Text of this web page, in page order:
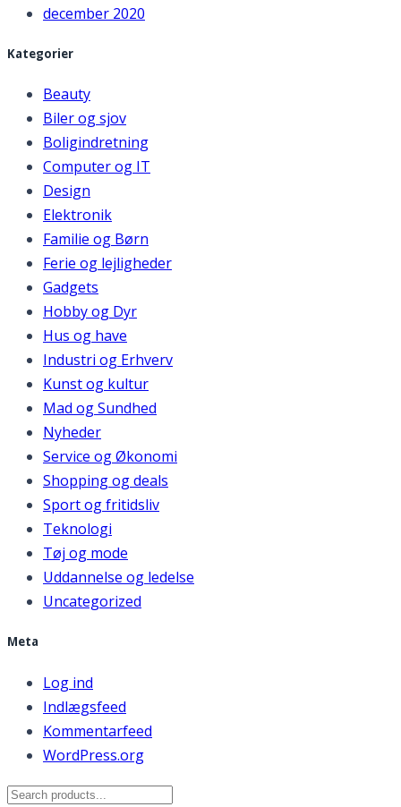
december 2020
Kategorier
Beauty
Biler og sjov
Boligindretning
Computer og IT
Design
Elektronik
Familie og Børn
Ferie og lejligheder
Gadgets
Hobby og Dyr
Hus og have
Industri og Erhverv
Kunst og kultur
Mad og Sundhed
Nyheder
Service og Økonomi
Shopping og deals
Sport og fritidsliv
Teknologi
Tøj og mode
Uddannelse og ledelse
Uncategorized
Meta
Log ind
Indlægsfeed
Kommentarfeed
WordPress.org
Search